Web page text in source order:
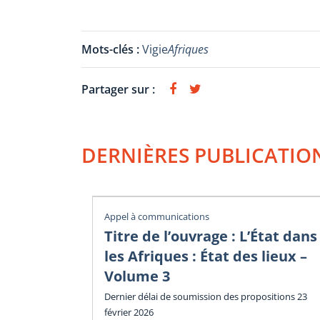
Mots-clés :VigieAfriques
Partager sur :
DERNIÈRES
Appel à communications
Titre de l’ouvrage : L’État dans
les Afriques : État des lieux –
Volume 3
Dernier délai de soumission des propositions 23
février 2026